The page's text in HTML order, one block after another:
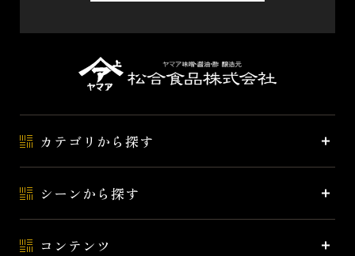
カテゴリから探す
シーンから探す
コンテンツ